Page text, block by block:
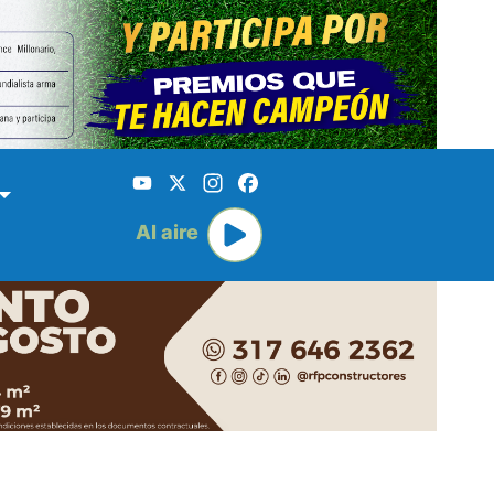
YouTube
X Instagram
Al aire